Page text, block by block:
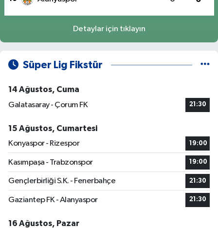
Detaylar için tıklayın
Süper Lig Fikstür
14 Ağustos, Cuma
Galatasaray - Çorum FK
21:30
15 Ağustos, Cumartesi
Konyaspor - Rizespor
19:00
Kasımpaşa - Trabzonspor 19:00
Gençlerbirliği S.K. - Fenerbahçe 21:30
Gaziantep FK - Alanyaspor 21:30
16 Ağustos, Pazar